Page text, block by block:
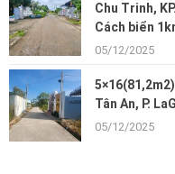
Chu Trinh,
Cách biển
05/12/2025
Tân An, P.
05/12/2025